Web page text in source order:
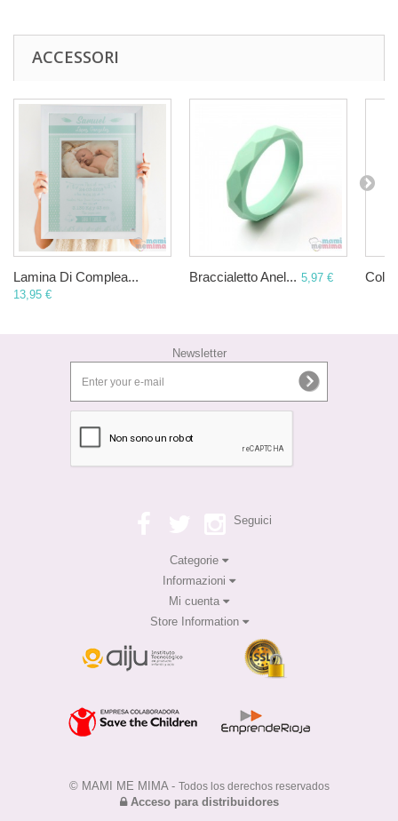
ACCESSORI
Lamina Di Complea...
13,95 €
Braccialetto Anel... 5,97 €
Newsletter
Seguici
Categorie
Informazioni
Mi cuenta
Store Information
© MAMI ME MIMA - Todos los derechos reservados
Acceso para distribuidores